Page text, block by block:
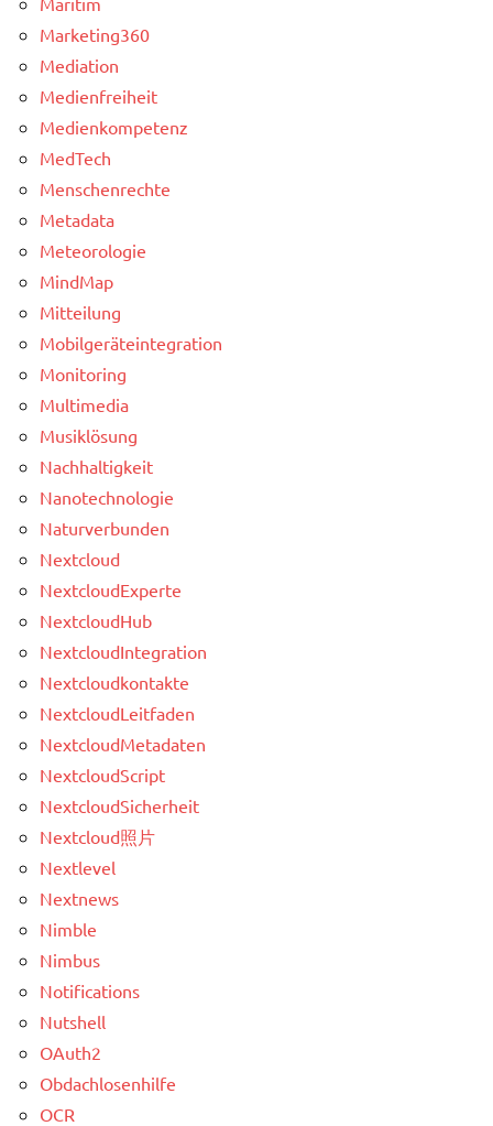
Marketing360
Mediation
Medienfreiheit
Medienkompetenz
MedTech
Menschenrechte
Metadata
Meteorologie
MindMap
Mitteilung
Mobilgeräteintegration
Monitoring
Multimedia
Musiklösung
Nachhaltigkeit
Nanotechnologie
Naturverbunden
Nextcloud
NextcloudExperte
NextcloudHub
NextcloudIntegration
Nextcloudkontakte
NextcloudLeitfaden
NextcloudMetadaten
NextcloudScript
NextcloudSicherheit
Nextcloud照片
Nextlevel
Nextnews
Nimble
Nimbus
Notifications
Nutshell
OAuth2
Obdachlosenhilfe
OCR